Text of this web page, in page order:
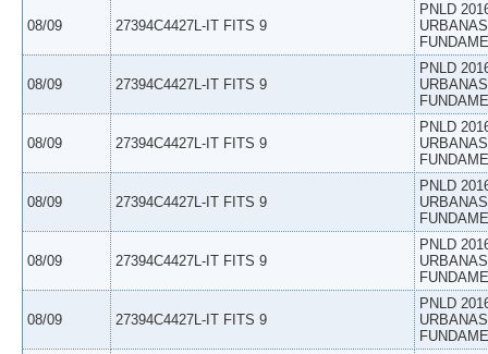
08/09 27394C4427L-IT FITS 9
PNLD
08/09 27394C4427L-IT FITS 9
PNLD
08/09 27394C4427L-IT FITS 9
PNLD
08/09 27394C4427L-IT FITS 9
PNLD
08/09 27394C4427L-IT FITS 9
PNLD
08/09 27394C4427L-IT FITS 9
PNLD